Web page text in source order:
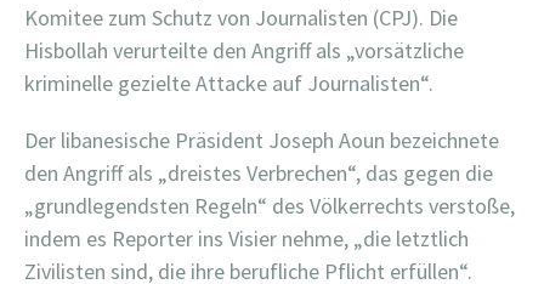
Komitee zum Schutz von Journalisten (CPJ). Die
Hisbollah verurteilte den Angriff als „vorsätzliche
kriminelle gezielte Attacke auf Journalisten“.
Der libanesische Präsident Joseph Aoun bezeichnete
den Angriff als „dreistes Verbrechen“, das gegen die
„grundlegendsten Regeln“ des Völkerrechts verstoße,
indem es Reporter ins Visier nehme, „die letztlich
Zivilisten sind, die ihre berufliche Pflicht erfüllen“.